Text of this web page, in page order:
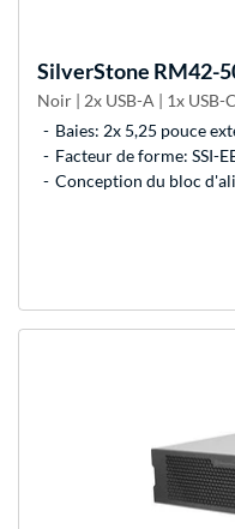
SilverStone RM42-
Noir | 2x USB-A | 1x USB-C
Baies: 2x 5,25 pouce
Facteur de forme: SSI-
Conception du bloc